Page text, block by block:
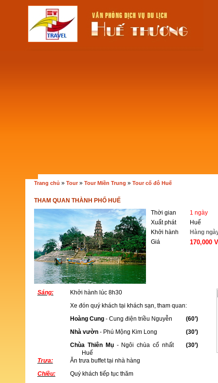
Trang chủ » Tour» Tour Miền Trung » Tour cố đô Huế
THAM QUAN THÀNH PHỐ HUẾ
Thời gian
1 ngày
Xuất phát
Huế
Khởi hành
Hàng
Giá
170,000
Sáng:
Khởi hành lúc 8h30
Xe đón quý khách tại khách sạn, tham quan:
Hoàng Cung- Cung điện triều Nguyễn
(60’)
Nhà vườn - Phú Mộng Kim Long
(30’)
Chùa Thiên Mụ - Ngôi chùa cổ nhất
Huế
(30’)
Trưa:
Ăn trưa buffet tại nhà hàng
Chiều:
Quý khách tiếp tục thăm